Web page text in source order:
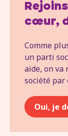
cœur,
Comme
un parti
aide, on va
société par
Oui, je